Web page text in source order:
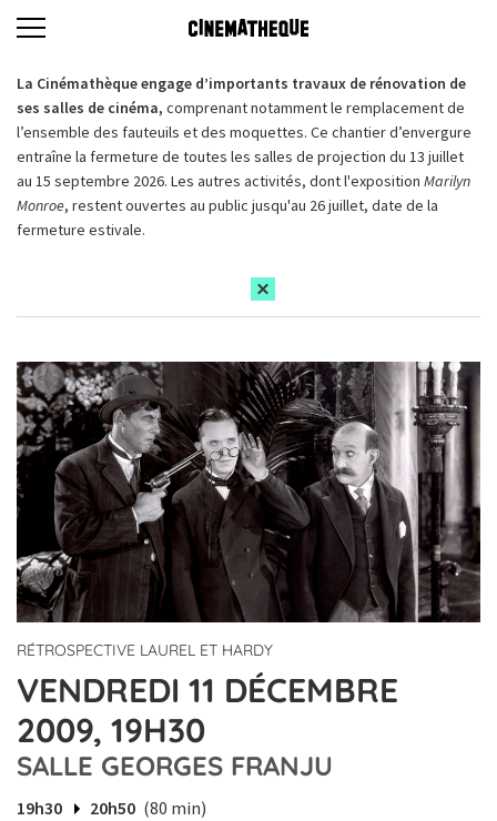
La Cinémathèque engage d’importants travaux de rénovation de
ses salles de cinéma, comprenant notamment le remplacement de
l’ensemble des fauteuils et des moquettes. Ce chantier d’envergure
entraîne la fermeture de toutes les salles de projection du 13 juillet
au 15 septembre 2026. Les autres activités, dont l'exposition Marilyn
Monroe, restent ouvertes au public jusqu'au 26 juillet, date de la
fermeture estivale.
RÉTROSPECTIVE LAUREL ET HARDY
VENDREDI 11 DÉCEMBRE
2009, 19H30
SALLE GEORGES FRANJU
19h30 20h50 (80 min)